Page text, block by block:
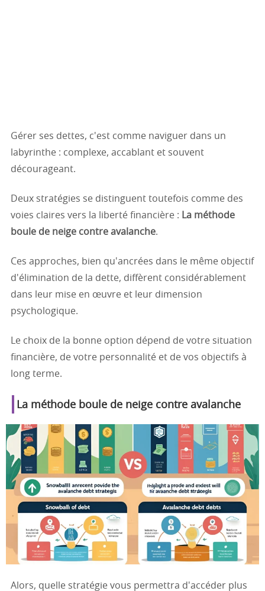
Gérer ses dettes, c'est comme naviguer dans un
labyrinthe : complexe, accablant et souvent
décourageant.
Deux stratégies se distinguent toutefois comme des
voies claires vers la liberté financière : La méthode
boule de neige contre avalanche.
Ces approches, bien qu'ancrées dans le même objectif
d'élimination de la dette, diffèrent considérablement
dans leur mise en œuvre et leur dimension
psychologique.
Le choix de la bonne option dépend de votre situation
financière, de votre personnalité et de vos objectifs à
long terme.
La méthode boule de neige contre avalanche
Alors, quelle stratégie vous permettra d'accéder plus